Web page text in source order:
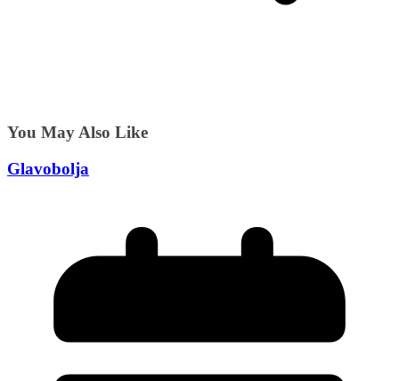
You May Also Like
Glavobolja